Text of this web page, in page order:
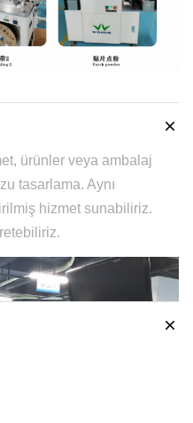
ürünler veya ambalaj
tasarlama. Aynı
hizmet sunabiliriz.